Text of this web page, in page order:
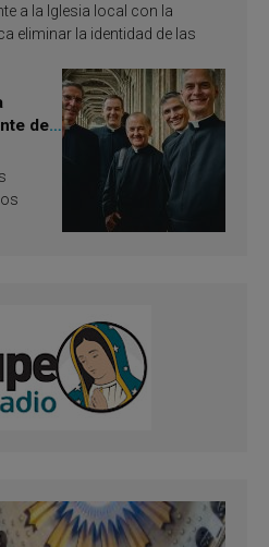
a la Iglesia local con la
eliminar la identidad de las
de